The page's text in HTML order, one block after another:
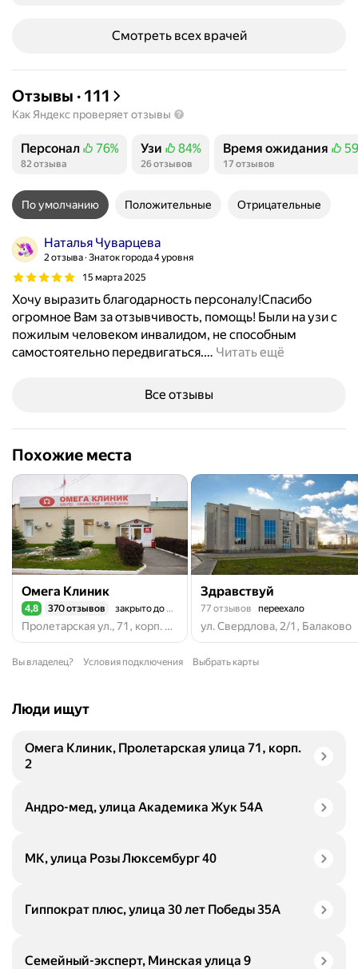
Смотреть всех врачей
Отзывы · 111
Как Яндекс проверяет отзывы
Персонал
Положительных отзывов
76%
82 отзыва
Узи
Положительных отзывов
84%
26 отзывов
Время ожидания
Положительных
17 отзывов
По умолчанию Положительные Отрицательные
Наталья Чуварцева
2 отзыва Знаток города 4 уровня
15 марта 2025
Хочу выразить благодарность персоналу!Спасибо
огромное Вам за отзывчивость, помощь! Были на узи с
пожилым человеком инвалидом, не способным
самостоятельно передвигаться.… Читать ещё
Все отзывы
Похожие места
Омега Клиник
Рейтинг 4,8 из 5
4,8 370 отзывов закрыто до 08:00
Пролетарская ул., 71, корп. 2, Балаково
Здравствуй
77 отзывов переехало
ул. Свердлова, 2/1, Балаково
Вы владелец? Условия подключения Выбрать карты
Люди ищут
Омега Клиник, Пролетарская улица 71, корп.
2
Андро-мед, улица Академика Жук 54А
МК, улица Розы Люксембург 40
Гиппократ плюс, улица 30 лет Победы 35А
Семейный-эксперт, Минская улица 9